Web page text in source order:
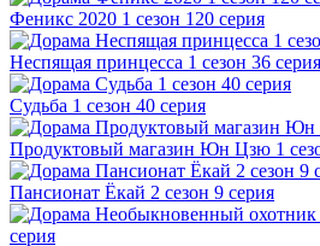
Феникс 2020 1 сезон 120 серия
Неспящая принцесса 1 сезон 36 серия
Судьба 1 сезон 40 серия
Продуктовый магазин Юн Цзю 1
Пансионат Ёкай 2 сезон 9 серия